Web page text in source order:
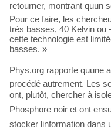
retourner, montrant quun
Pour ce faire, les
très basses, 40 Kelvin ou
cette technologie est
basses. »
Phys.org rapporte quune
procédé autrement. Les
ont, plutôt, chercher à
Phosphore noir et ont
stocker linformation